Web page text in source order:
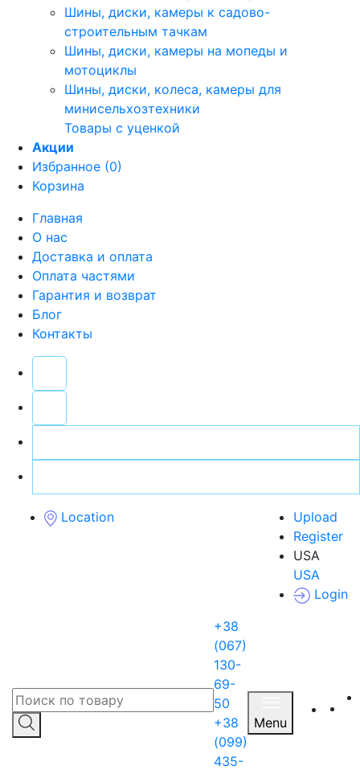
Шины, диски, камеры к садово-
строительным тачкам
Шины, диски, камеры на мопеды и
мотоциклы
Шины, диски, колеса, камеры для
минисельхозтехники
Товары с уценкой
Акции
Избранное (0)
Корзина
Главная
О нас
Доставка и оплата
Оплата частями
Гарантия и возврат
Блог
Контакты
Location
Upload
Register
USA
USA
Login
+38
(067)
130-
69-
50
+38
(099)
435-
Menu